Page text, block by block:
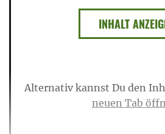
INHALT
Alternativ kannst Du den
neuen Tab